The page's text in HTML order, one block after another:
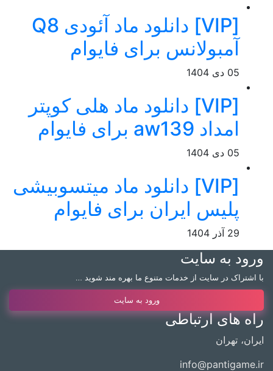
[VIP] دانلود ماد آئودی Q8
آمبولانس برای فایوام
05 دی 1404
[VIP] دانلود ماد هلی کوپتر
امداد aw139 برای فایوام
05 دی 1404
[VIP] دانلود ماد میتسوبیشی
پلیس ایران برای فایوام
29 آذر 1404
ورود به سایت
با اشتراک در سایت از خدمات متنوع ما بهره مند شوید …
ورود به سایت
راه های ارتباطی
ایران، تهران
info@pantigame.ir